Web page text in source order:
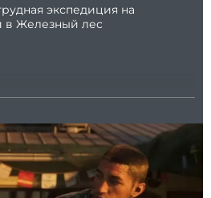
экспедиция на
в Железный лес